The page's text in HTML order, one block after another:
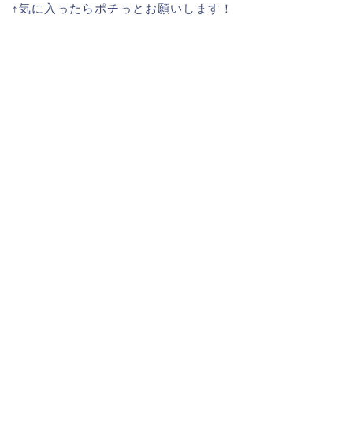
↑気に入ったらポチっとお願いします！